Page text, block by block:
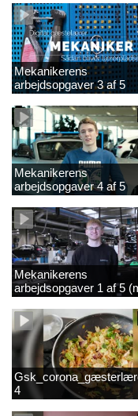
Mekanikerens
arbejdsopgaver 3 af 5
(lærepladssøgning)
Mekanikerens
arbejdsopgaver 4 af 5
(Frederik Vesti)
Mekanikerens
arbejdsopgaver 1 af 5
4